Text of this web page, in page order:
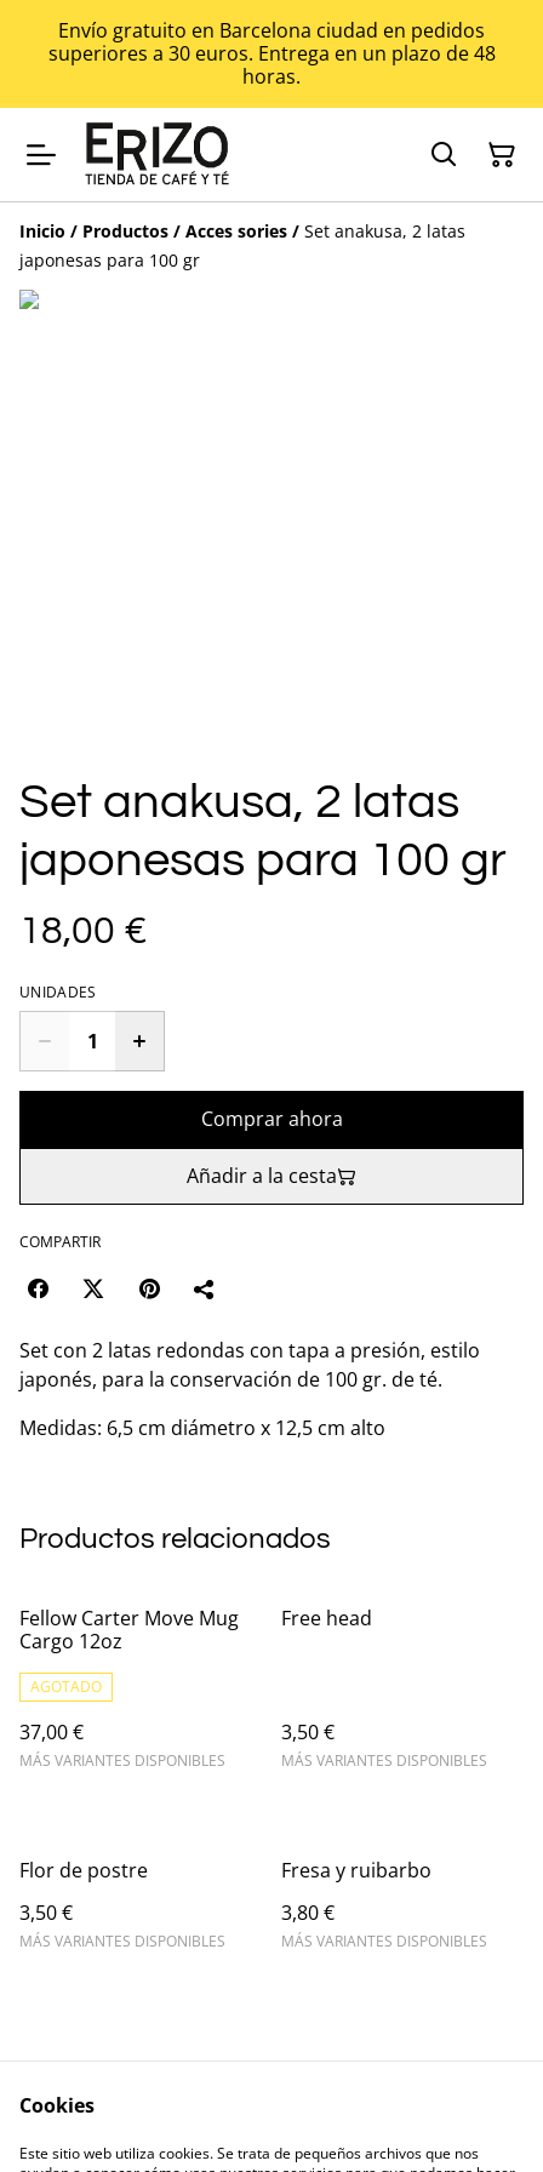
Envío gratuito en Barcelona ciudad en pedidos
superiores a 30 euros. Entrega en un plazo de 48
horas.
Inicio / Productos / Acces sories / Set anakusa, 2 latas
japonesas para 100 gr
Set anakusa, 2 latas
japonesas para 100 gr
18,00 €
UNIDADES
Comprar ahora
Añadir a la cesta
COMPARTIR
Set con 2 latas redondas con tapa a presión, estilo
japonés, para la conservación de 100 gr. de té.
Medidas: 6,5 cm diámetro x 12,5 cm alto
Productos relacionados
Fellow Carter Move Mug
Cargo 12oz
AGOTADO
37,00 €
MÁS VARIANTES DISPONIBLES
Free head
3,50 €
MÁS VARIANTES DISPONIBLES
Flor de postre
3,50 €
MÁS VARIANTES DISPONIBLES
Fresa y ruibarbo
3,80 €
MÁS VARIANTES DISPONIBLES
Privacy Policy
Cookie Policy
Cookies
Este sitio web utiliza cookies. Se trata de pequeños archivos que nos